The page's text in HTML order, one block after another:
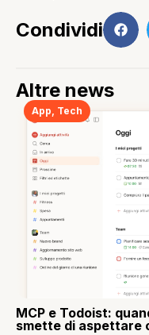
Condividi
Altre news
App, Tech
MCP e Todoist:
smette di aspettare